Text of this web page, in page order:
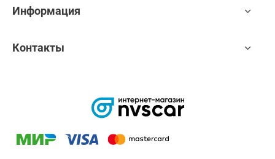
Информация
Контакты